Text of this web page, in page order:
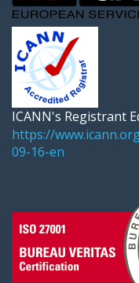
ICANN's Registrant
https://
09-16-en